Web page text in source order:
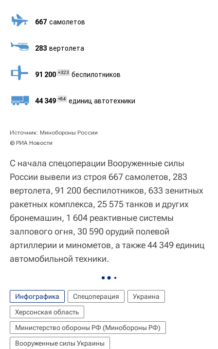
667 cамолетов
283 вертолета
91 200 +323 беспилотников
44 349 +84 единиц автотехники
Источник: Минобороны России
© РИА Новости
С начала спецоперации Вооруженные силы
России вывели из строя 667 самолетов, 283
вертолета, 91 200 беспилотников, 633 зенитных
ракетных комплекса, 25 575 танков и других
бронемашин, 1 604 реактивные системы
залпового огня, 30 590 орудий полевой
артиллерии и минометов, а также 44 349 единиц
автомобильной техники.
Инфографика Спецоперация
Украина
Херсонская область
Министерство обороны РФ (Минобороны РФ)
Вооруженные силы Украины